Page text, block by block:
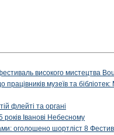
високого мистецтва
працівників музеїв та
флейті та органі
Іванові Небесному
оголошено шортліст 8